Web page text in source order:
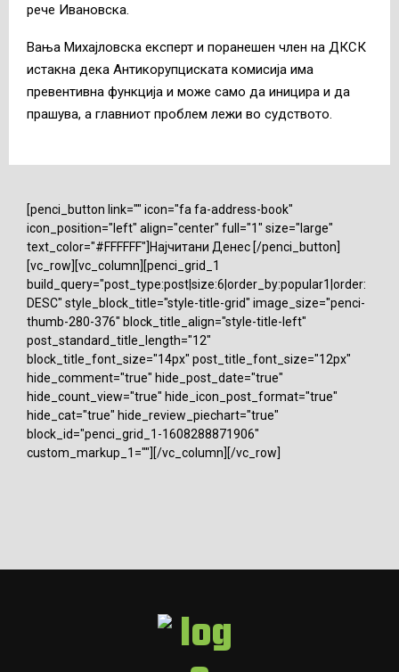
рече Ивановска.
Вања Михајловска експерт и поранешен член на ДКСК
истакна дека Антикорупциската комисија има
превентивна функција и може само да иницира и да
прашува, а главниот проблем лежи во судството.
[penci_button link="" icon="fa fa-address-book"
icon_position="left" align="center" full="1" size="large"
text_color="#FFFFFF"]Најчитани Денес [/penci_button]
[vc_row][vc_column][penci_grid_1
build_query="post_type:post|size:6|order_by:popular1|order:
DESC" style_block_title="style-title-grid" image_size="penci-
thumb-280-376" block_title_align="style-title-left"
post_standard_title_length="12"
block_title_font_size="14px" post_title_font_size="12px"
hide_comment="true" hide_post_date="true"
hide_count_view="true" hide_icon_post_format="true"
hide_cat="true" hide_review_piechart="true"
block_id="penci_grid_1-1608288871906"
custom_markup_1=""][/vc_column][/vc_row]